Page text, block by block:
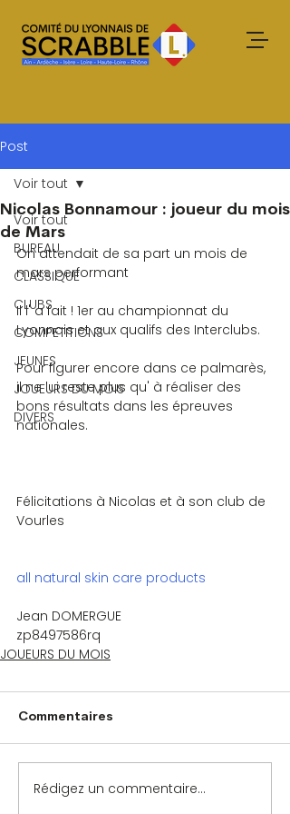
Post
Voir tout
BUREAU
CLASSIQUE
CLUBS
COMPETITIONS
JEUNES
JOUEURS DU MOIS
DIVERS
Voir tout
Nicolas Bonnamour : joueur du mois
de Mars
On attendait de sa part un mois de
mars performant
Il l' a fait ! 1er au championnat du
Lyonnais et aux qualifs des Interclubs.
Pour figurer encore dans ce palmarès,
il ne lui reste plus qu' à réaliser des
bons résultats dans les épreuves
nationales.
Félicitations à Nicolas et à son club de
Vourles
all natural skin care products
Jean DOMERGUE
zp8497586rq
JOUEURS DU MOIS
Commentaires
Rédigez un commentaire...